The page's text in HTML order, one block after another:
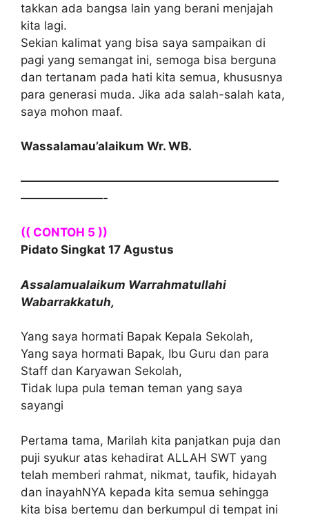
takkan ada bangsa lain yang berani menjajah
kita lagi.
Sekian kalimat yang bisa saya sampaikan di
pagi yang semangat ini, semoga bisa berguna
dan tertanam pada hati kita semua, khususnya
para generasi muda. Jika ada salah-salah kata,
saya mohon maaf.
Wassalamau’alaikum Wr. WB.
——————————————————————
———————-
(( CONTOH 5 ))
Pidato Singkat 17 Agustus
Assalamualaikum Warrahmatullahi
Wabarrakkatuh,
Yang saya hormati Bapak Kepala Sekolah,
Yang saya hormati Bapak, Ibu Guru dan para
Staff dan Karyawan Sekolah,
Tidak lupa pula teman teman yang saya
sayangi
Pertama tama, Marilah kita panjatkan puja dan
puji syukur atas kehadirat ALLAH SWT yang
telah memberi rahmat, nikmat, taufik, hidayah
dan inayahNYA kepada kita semua sehingga
kita bisa bertemu dan berkumpul di tempat ini